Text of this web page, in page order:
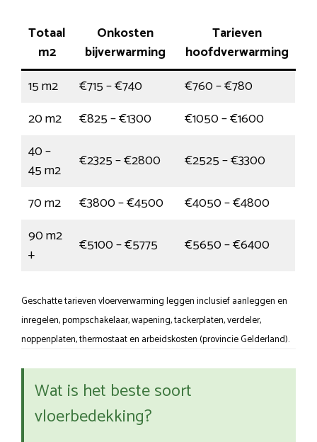
Totaal
m2
Onkosten
bijverwarming
Tarieven
hoofdverwarming
15 m2
€715 – €740
€760 – €780
20 m2
€825 – €1300
€1050 – €1600
40 –
45 m2
€2325 – €2800
€2525 – €3300
70 m2
€3800 – €4500
€4050 – €4800
90 m2
+
€5100 – €5775 €5650 – €6400
Geschatte tarieven vloerverwarming leggen inclusief aanleggen en
inregelen, pompschakelaar, wapening, tackerplaten, verdeler,
noppenplaten, thermostaat en arbeidskosten (provincie Gelderland).
Wat is het beste soort
vloerbedekking?